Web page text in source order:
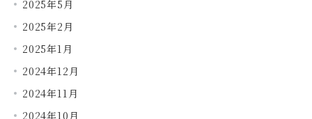
2025年5月
2025年2月
2025年1月
2024年12月
2024年11月
2024年10月